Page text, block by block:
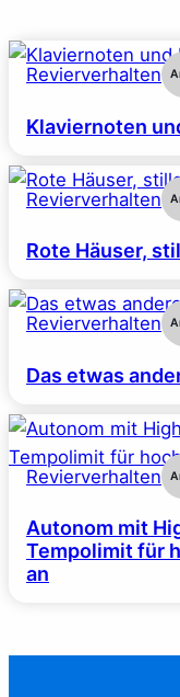
Revierverhalten
Klaviernoten
Revierverhalten
Rote Häuser,
Revierverhalten
Das etwas
Revierverhalten
Autonom mit
Tempolimit für
an